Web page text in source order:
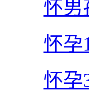
怀男
怀孕
怀孕